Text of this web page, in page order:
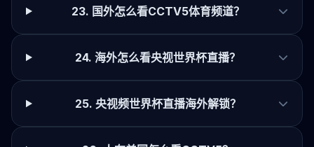
23. 国外怎么看CCTV5体育频道？
24. 海外怎么看央视世界杯直播？
25. 央视频世界杯直播海外解锁？